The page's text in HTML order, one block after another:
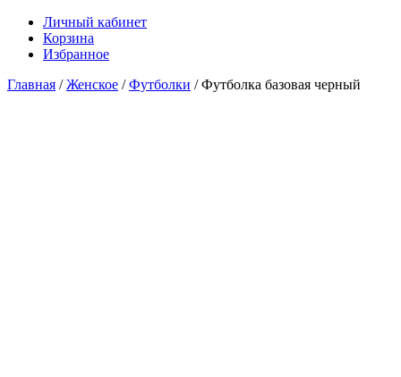
Личный кабинет
Корзина
Избранное
Главная /Женское /Футболки / Футболка базовая черный